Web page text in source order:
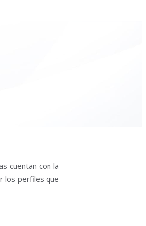
cuentan con la
los perfiles que